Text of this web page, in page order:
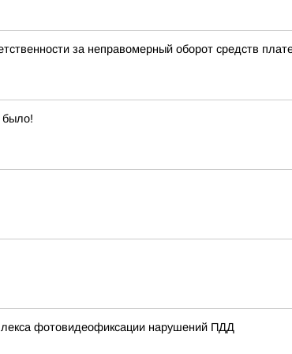
за неправомерный оборот средств
было!
фотовидеофиксации нарушений ПДД